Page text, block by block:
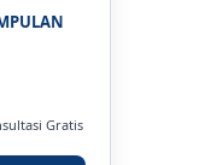
Gratis